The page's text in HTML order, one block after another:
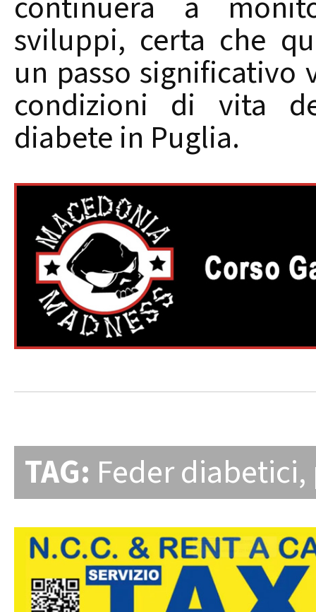
sviluppi, certa che
un passo
condizioni di vita
diabete in Puglia.
TAG: Feder diabetici,